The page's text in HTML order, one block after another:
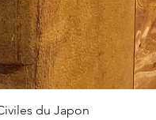
du Japon